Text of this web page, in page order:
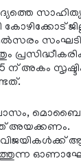
സാഹിത്യ
ന് അകം
അയക്കണം.